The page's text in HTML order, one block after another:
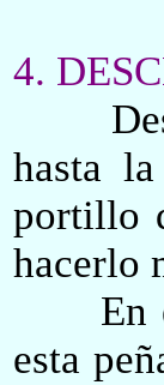
4.
hasta
portillo
hacerlo
En
esta